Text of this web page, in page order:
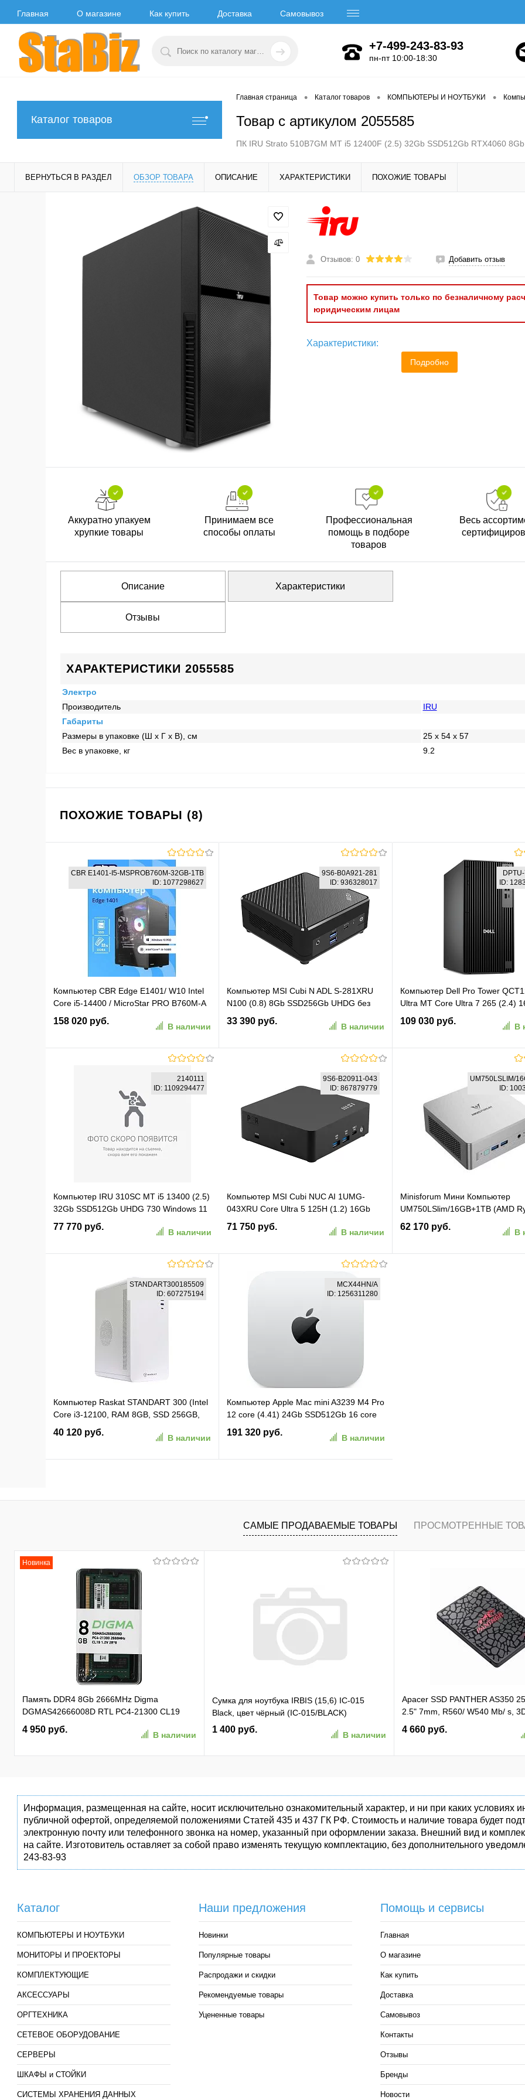
Главная О магазине Как купить Доставка Самовывоз
+7-499-243-83-93
пн-пт 10:00-18:30
Каталог товаров
Главная страница • Каталог товаров • КОМПЬЮТЕРЫ И НОУТБУКИ •
Товар с артикулом 2055585
ПК IRU Strato 510B7GM MT i5 12400F (2.5) 32Gb SSD512Gb RTX4060
ВЕРНУТЬСЯ В РАЗДЕЛ ОБЗОР ТОВАРА ОПИСАНИЕ ХАРАКТЕРИСТИКИ ПОХОЖИЕ ТОВАРЫ
Отзывов: 0 Добавить отзыв
Товар можно купить только по безналичному
юридическим лицам
Характеристики:
Подробно
Аккуратно упакуем
хрупкие товары
Принимаем все
способы оплаты
Профессиональная
помощь в подборе
товаров
Весь
Описание Характеристики
Отзывы
ХАРАКТЕРИСТИКИ 2055585
Электро
Производитель
IRU
Габариты
Размеры в упаковке (Ш x Г x В), см
25 x 54 x 57
Вес в упаковке, кг
9.2
ПОХОЖИЕ ТОВАРЫ (8)
CBR E1401-I5-MSPROB760M-32GB-1TB
ID: 1077298627
Компьютер CBR Edge E1401/ W10 Intel
Core i5-14400 / MicroStar PRO B760M-A
WIFI / 32GB / SSD 1000GB / 10 Pro (CBR
E1401-I5-MSPROB760M-32GB-1TB)
158 020 руб.
В наличии
9S6-B0A921-281
ID: 936328017
Компьютер MSI Cubi N ADL S-281XRU
N100 (0.8) 8Gb SSD256Gb UHDG без
ОС 2xGbitEth WiFi BT 65W черный (9S6-
B0A921-281)
33 390 руб.
В наличии
В корзину
В избранное
ID:
Компьютер Dell Pro Tower
Ultra MT Core Ultra 7 265 (2.4)
SSD512Gb Graphics Windows
GbitEth WiFi BT 180W мышь
109 030 руб.
В
В корзину
В избранное
2140111
ID: 1109294477
Компьютер IRU 310SC MT i5 13400 (2.5)
32Gb SSD512Gb UHDG 730 Windows 11
Pro GbitEth 400W черный (2140111)
77 770 руб.
В наличии
В корзину
В избранное
9S6-B20911-043
ID: 867879779
Компьютер MSI Cubi NUC AI 1UMG-
043XRU Core Ultra 5 125H (1.2) 16Gb
SSD512Gb Arc graphics без ОС
2x2.5GbitEth WiFi BT 120W черный (9S6-
71 750 руб.
В наличии
К сравнению
UM750LSLIM/
ID:
Minisforum Мини Компьютер
UM750LSlim/16GB+1TB (AMD
7545U) 16GB+1TB, AMD
62 170 руб.
В
STANDART300185509
ID: 607275194
Компьютер Raskat STANDART 300 (Intel
Core i3-12100, RAM 8GB, SSD 256GB,
noOS, White) (STANDART300185509)
40 120 руб.
В наличии
MCX44HN/A
ID: 1256311280
Компьютер Apple Mac mini A3239 M4 Pro
12 core (4.41) 24Gb SSD512Gb 16 core
GPU macOS GbitEth WiFi BT
серебристый (MCX44HN/A)
191 320 руб.
В наличии
В избранное К сравнению
САМЫЕ ПРОДАВАЕМЫЕ ТОВАРЫ ПРОСМОТРЕННЫЕ
Новинка
Память DDR4 8Gb 2666MHz Digma
DGMAS42666008D RTL PC4-21300 CL19
SO-DIMM 260-pin 1.2В dual rank Ret
4 950 руб.
В наличии
Сумка для ноутбука IRBIS (15,6) IC-015
Black, цвет чёрный (IC-015/BLACK)
1 400 руб.
В наличии
Apacer SSD PANTHER AS350
2.5" 7mm, R560/ W540 Mb/ s,
81K/ 74K, MTBF 1,5M, 180TBW,
(AP256GAS350-1)
4 660 руб.
Информация, размещенная на сайте, носит исключительно ознакомительный характер, и ни при каких
публичной офертой, определяемой положениями Статей 435 и 437 ГК РФ. Стоимость и наличие товара будет
электронную почту или телефонного звонка на номер, указанный при оформлении заказа. Внешний вид и
на сайте. Изготовитель оставляет за собой право изменять текущую комплектацию, без дополнительного
243-83-93
Каталог
КОМПЬЮТЕРЫ И НОУТБУКИ
МОНИТОРЫ И ПРОЕКТОРЫ
КОМПЛЕКТУЮЩИЕ
АКСЕССУАРЫ
ОРГТЕХНИКА
СЕТЕВОЕ ОБОРУДОВАНИЕ
СЕРВЕРЫ
ШКАФЫ и СТОЙКИ
СИСТЕМЫ ХРАНЕНИЯ ДАННЫХ
Наши предложения
Новинки
Популярные товары
Распродажи и скидки
Рекомендуемые товары
Уцененные товары
Помощь и сервисы
Главная
О магазине
Как купить
Доставка
Самовывоз
Контакты
Отзывы
Бренды
Новости